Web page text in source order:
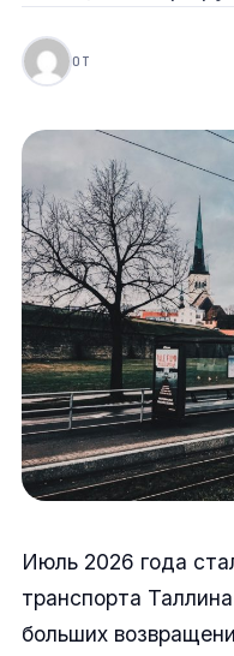
ОТ
Июль 2026 года
транспорта
больших